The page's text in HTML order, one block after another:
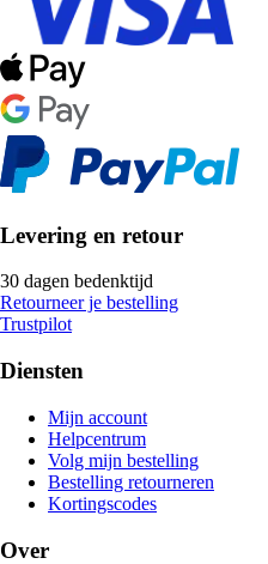
Levering en retour
30 dagen bedenktijd
Retourneer je bestelling
Trustpilot
Diensten
Mijn account
Helpcentrum
Volg mijn bestelling
Bestelling retourneren
Kortingscodes
Over